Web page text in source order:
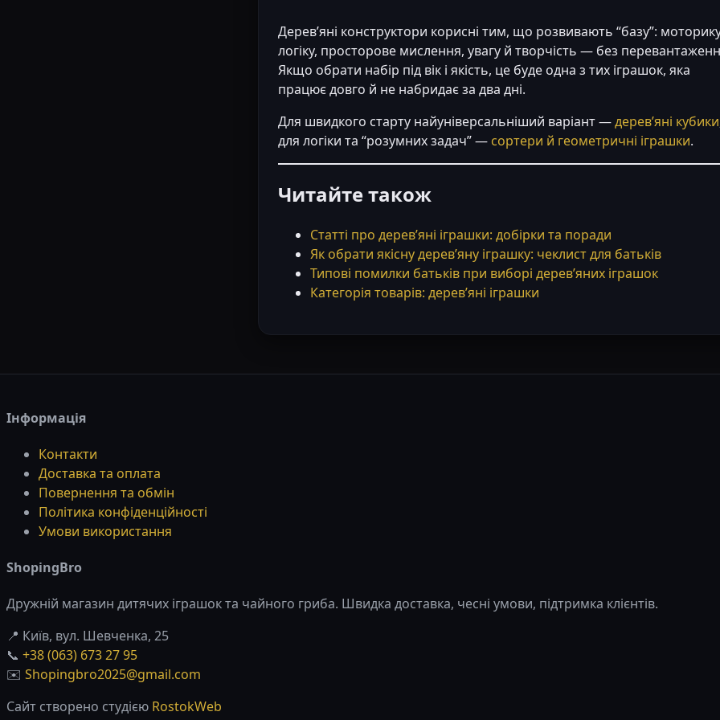
Дерев’яні конструктори корисні тим, що розвивають “базу”:
логіку, просторове мислення, увагу й творчість — без
Якщо обрати набір під вік і якість, це буде одна з тих іграшок, яка
працює довго й не набридає за два дні.
Для швидкого старту найуніверсальніший варіант —дерев’яні кубики
для логіки та “розумних задач” — сортери й геометричні іграшки.
Читайте також
Статті про дерев’яні іграшки: добірки та поради
Як обрати якісну дерев’яну іграшку: чеклист для батьків
Типові помилки батьків при виборі дерев’яних іграшок
Категорія товарів: дерев’яні іграшки
Інформація
Контакти
Доставка та оплата
Повернення та обмін
Політика конфіденційності
Умови використання
ShopingBro
Дружній магазин дитячих іграшок та чайного гриба. Швидка доставка, чесні умови, підтримка клієнтів.
📍 Київ, вул. Шевченка, 25
📞 +38 (063) 673 27 95
✉️ Shopingbro2025@gmail.com
Сайт створено студією RostokWeb